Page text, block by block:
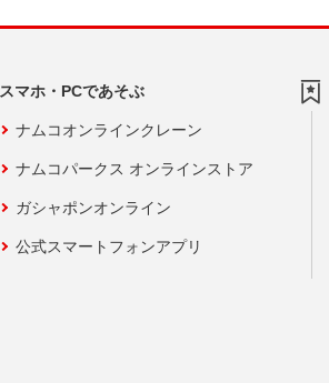
スマホ・PCであそぶ
ナムコオンラインクレーン
ナムコパークス オンラインストア
ガシャポンオンライン
公式スマートフォンアプリ